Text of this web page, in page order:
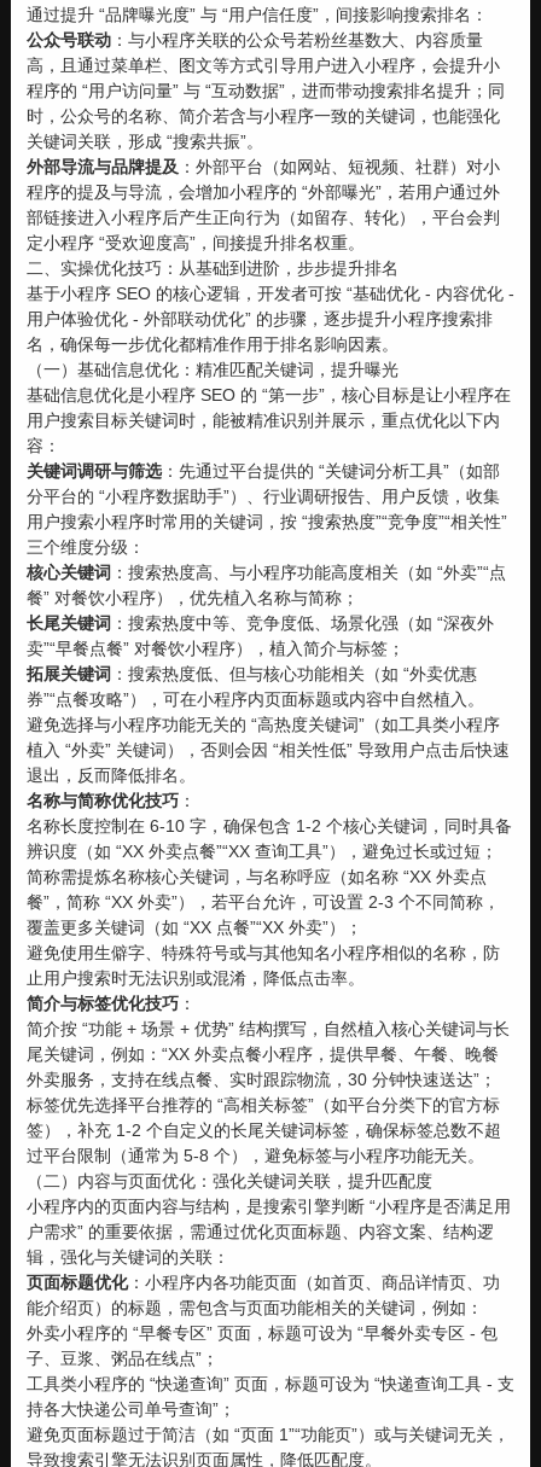
通过提升 “品牌曝光度” 与 “用户信任度”，间接影响搜索排名：
公众号联动：与小程序关联的公众号若粉丝基数大、内容质量
高，且通过菜单栏、图文等方式引导用户进入小程序，会提升小
程序的 “用户访问量” 与 “互动数据”，进而带动搜索排名提升；同
时，公众号的名称、简介若含与小程序一致的关键词，也能强化
关键词关联，形成 “搜索共振”。
外部导流与品牌提及 ：外部平台（如网站、短视频、社群）对小
程序的提及与导流，会增加小程序的 “外部曝光”，若用户通过外
部链接进入小程序后产生正向行为（如留存、转化），平台会判
定小程序 “受欢迎度高”，间接提升排名权重。
二、实操优化技巧：从基础到进阶，步步提升排名
基于小程序 SEO 的核心逻辑，开发者可按 “基础优化 - 内容优化 -
用户体验优化 - 外部联动优化” 的步骤，逐步提升小程序搜索排
名，确保每一步优化都精准作用于排名影响因素。
（一）基础信息优化：精准匹配关键词，提升曝光
基础信息优化是小程序 SEO 的 “第一步”，核心目标是让小程序在
用户搜索目标关键词时，能被精准识别并展示，重点优化以下内
容：
关键词调研与筛选：先通过平台提供的 “关键词分析工具”（如部
分平台的 “小程序数据助手”）、行业调研报告、用户反馈，收集
用户搜索小程序时常用的关键词，按 “搜索热度”“竞争度”“相关性”
三个维度分级：
核心关键词 ：搜索热度高、与小程序功能高度相关（如 “外卖”“点
餐” 对餐饮小程序），优先植入名称与简称；
长尾关键词 ：搜索热度中等、竞争度低、场景化强（如 “深夜外
卖”“早餐点餐” 对餐饮小程序），植入简介与标签；
拓展关键词 ：搜索热度低、但与核心功能相关（如 “外卖优惠
券”“点餐攻略”），可在小程序内页面标题或内容中自然植入。
避免选择与小程序功能无关的 “高热度关键词”（如工具类小程序
植入 “外卖” 关键词），否则会因 “相关性低” 导致用户点击后快速
退出，反而降低排名。
名称与简称优化技巧：
名称长度控制在 6-10 字，确保包含 1-2 个核心关键词，同时具备
辨识度（如 “XX 外卖点餐”“XX 查询工具”），避免过长或过短；
简称需提炼名称核心关键词，与名称呼应（如名称 “XX 外卖点
餐”，简称 “XX 外卖”），若平台允许，可设置 2-3 个不同简称，
覆盖更多关键词（如 “XX 点餐”“XX 外卖”）；
避免使用生僻字、特殊符号或与其他知名小程序相似的名称，防
止用户搜索时无法识别或混淆，降低点击率。
简介与标签优化技巧：
简介按 “功能 + 场景 + 优势” 结构撰写，自然植入核心关键词与长
尾关键词，例如：“XX 外卖点餐小程序，提供早餐、午餐、晚餐
外卖服务，支持在线点餐、实时跟踪物流，30 分钟快速送达”；
标签优先选择平台推荐的 “高相关标签”（如平台分类下的官方标
签），补充 1-2 个自定义的长尾关键词标签，确保标签总数不超
过平台限制（通常为 5-8 个），避免标签与小程序功能无关。
（二）内容与页面优化：强化关键词关联，提升匹配度
小程序内的页面内容与结构，是搜索引擎判断 “小程序是否满足用
户需求” 的重要依据，需通过优化页面标题、内容文案、结构逻
辑，强化与关键词的关联：
页面标题优化：小程序内各功能页面（如首页、商品详情页、功
能介绍页）的标题，需包含与页面功能相关的关键词，例如：
外卖小程序的 “早餐专区” 页面，标题可设为 “早餐外卖专区 - 包
子、豆浆、粥品在线点”；
工具类小程序的 “快递查询” 页面，标题可设为 “快递查询工具 - 支
持各大快递公司单号查询”；
避免页面标题过于简洁（如 “页面 1”“功能页”）或与关键词无关，
导致搜索引擎无法识别页面属性，降低匹配度。